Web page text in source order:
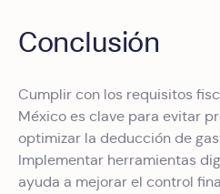
Conclusión
Cumplir con los requisitos
México es clave para evitar
optimizar la deducción de
Implementar herramientas
ayuda a mejorar el control